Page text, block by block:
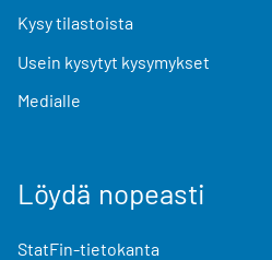
Kysy tilastoista
Usein kysytyt kysymykset
Medialle
Löydä nopeasti
StatFin-tietokanta